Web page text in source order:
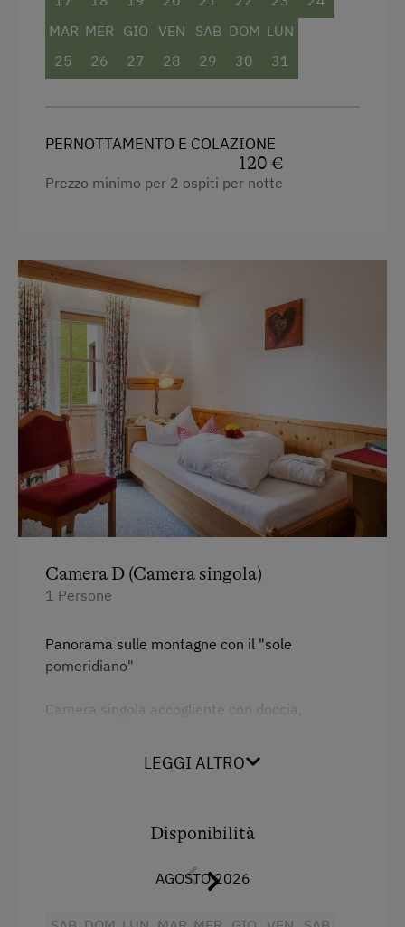
Asciugacapelli
Asciugamani
Connessione veloce ad internet
Letto matrimoniale (kingsize)
MAR
25
MER
26
GIO
27
VEN
28
SAB
29
DOM
30
LUN
31
PERNOTTAMENTO E COLAZIONE
120 €
Prezzo minimo per 2 ospiti per notte
Camera D (Camera singola)
1 Persone
Panorama sulle montagne con il "sole
pomeridiano"
Camera singola accogliente con doccia,
telefono, rete Wi-Fi, TV via cavo nuova
Vista sulla montagna
LEGGI ALTRO
Disponibilità
AGOSTO 2026